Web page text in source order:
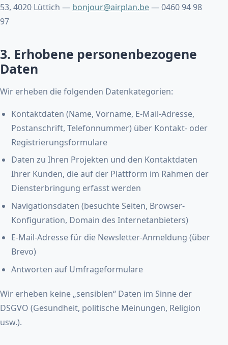
53, 4020 Lüttich — bonjour@airplan.be— 0460 94 98
97
3. Erhobene personenbezogene
Daten
Wir erheben die folgenden Datenkategorien:
Kontaktdaten (Name, Vorname, E-Mail-Adresse,
Postanschrift, Telefonnummer) über Kontakt- oder
Registrierungsformulare
Daten zu Ihren Projekten und den Kontaktdaten
Ihrer Kunden, die auf der Plattform im Rahmen der
Diensterbringung erfasst werden
Navigationsdaten (besuchte Seiten, Browser-
Konfiguration, Domain des Internetanbieters)
E-Mail-Adresse für die Newsletter-Anmeldung (über
Brevo)
Antworten auf Umfrageformulare
Wir erheben keine „sensiblen“ Daten im Sinne der
DSGVO (Gesundheit, politische Meinungen, Religion
usw.).